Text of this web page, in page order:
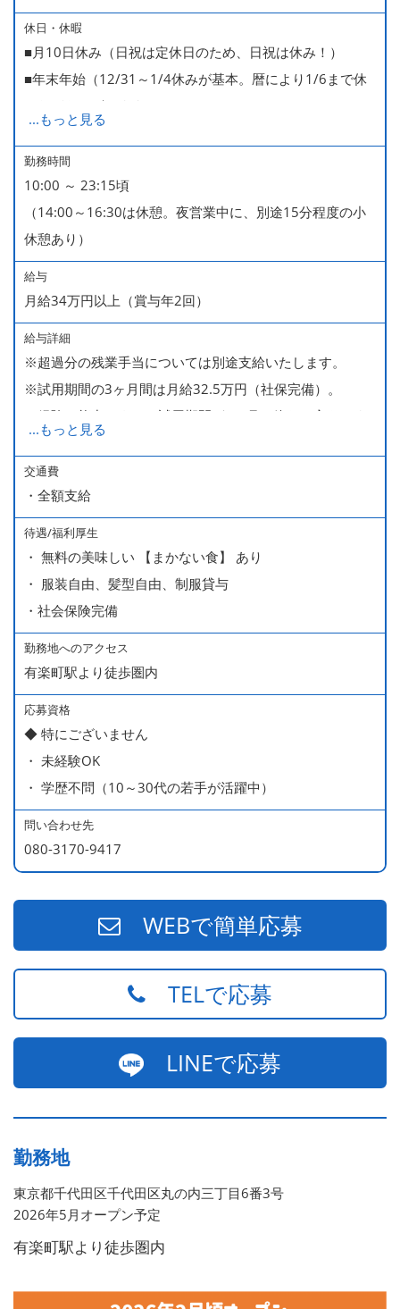
休日・休暇
■月10日休み（日祝は定休日のため、日祝は休み！）
■年末年始（12/31～1/4休みが基本。暦により1/6まで休
みなどもございます）
■GW・お盆（暦通り）
■有給休暇
■慶弔休暇
■産休・育休（男性育休取得4名・女性産休2名・育休復帰
率100％ ＊2023～2025年実績）
...もっと見る
勤務時間
10:00 ～ 23:15頃
（14:00～16:30は休憩。夜営業中に、別途15分程度の小
休憩あり）
給与
月給34万円以上（賞与年2回）
給与詳細
※超過分の残業手当については別途支給いたします。
※試用期間の3ヶ月間は月給32.5万円（社保完備）。
経験・能力により、試用期間が1ヶ月で終わる方もいま
す。
※上記月給には、一律支給のみなし残業手当（月65時間
分・10万円）を含んでいます。
■ 昇給（随時）
■ 賞与 年２回（夏・秋）約１ヶ月分
■ インセンティブ制度（月額約4万円～20万円）
＊店長・料理長候補・統括店長・統括料理長候補の場合
＜給与モデル＞
450万円／社員（20代・入社1年目・入籍予定のパートナ
ー持ち）
490万円／店長代理（20代・入社2年目・入社後に結婚。
ラブラブな新婚さん）
540万円／店長（20代・入社3年目・ 育休取得して、更に
やる気MAXの2児のお父さん）
670万円／統括店長（30代・入社7年目・中学生の長男筆
頭に3人の子供を持つ一家の大黒柱）
...もっと見る
交通費
・全額支給
待遇/福利厚生
・ 無料の美味しい 【まかない食】 あり
・ 服装自由、髪型自由、制服貸与
・社会保険完備
勤務地へのアクセス
有楽町駅より徒歩圏内
応募資格
◆ 特にございません
・ 未経験OK
・ 学歴不問（10～30代の若手が活躍中）
問い合わせ先
080-3170-9417
WEBで簡単応募
TELで応募
LINEで応募
勤務地
東京都千代田区千代田区丸の内三丁目6番3号
2026年5月オープン予定
有楽町駅より徒歩圏内